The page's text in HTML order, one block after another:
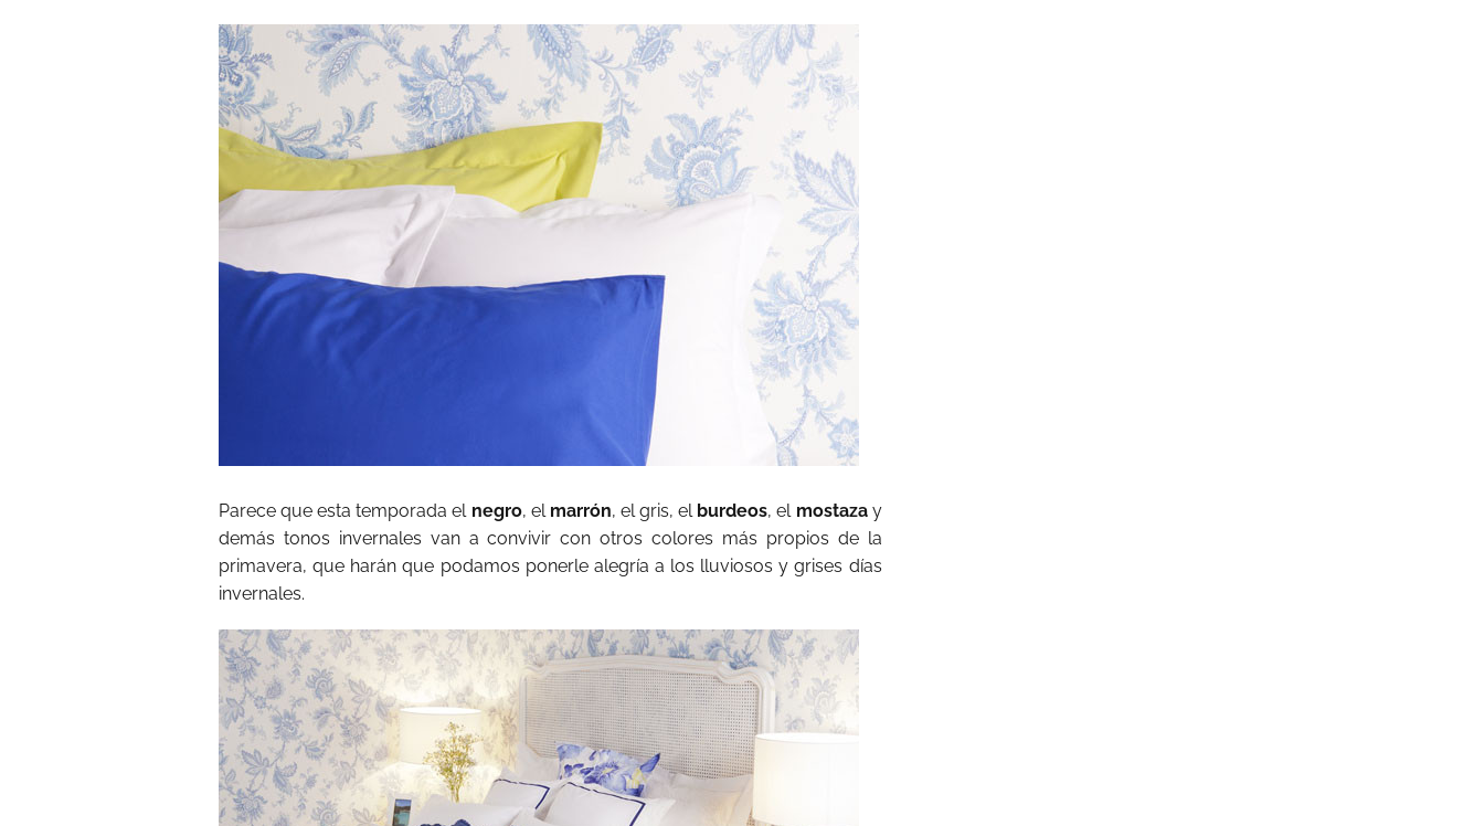
Parece que esta temporada el negro, el marrón, el gris, el burdeos, el mostaza y
demás tonos invernales van a convivir con otros colores más propios de la
primavera, que harán que podamos ponerle alegría a los lluviosos y grises días
invernales.